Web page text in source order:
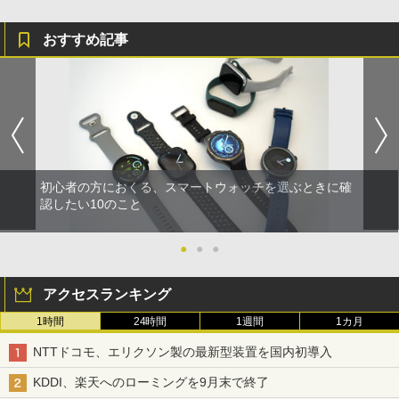
おすすめ記事
初心者の方におくる、スマートウォッチを選ぶときに確
認したい10のこと
● ● ●
アクセスランキング
1時間 24時間 1週間 1カ月
NTTドコモ、エリクソン製の最新型装置を国内初導入
KDDI、楽天へのローミングを9月末で終了